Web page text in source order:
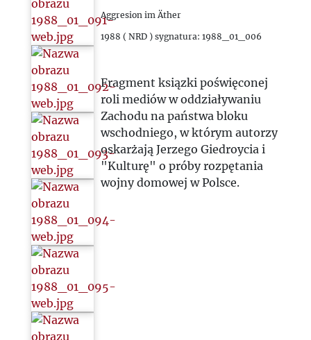
Aggresion im Äther
1988 ( NRD ) sygnatura: 1988_01_006
Fragment ksiązki poświęconej
roli mediów w oddziaływaniu
Zachodu na państwa bloku
wschodniego, w którym autorzy
oskarżają Jerzego Giedroycia i
"Kulturę" o próby rozpętania
wojny domowej w Polsce.